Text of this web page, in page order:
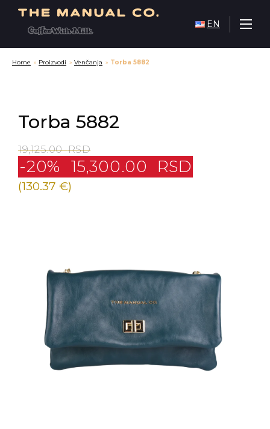
EN
Home » Proizvodi » Venčanja » Torba 5882
Torba 5882
19,125.00RSD
-20% 15,300.00 RSD
(130.37 €)